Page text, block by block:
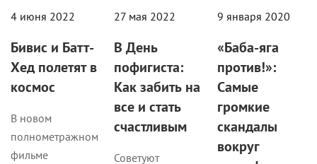
4 июня 2022
Бивис и Батт-
Хед полетят в
космос
В новом
полнометражном
фильме
27 мая 2022
В День
пофигиста:
Как забить на
все и стать
счастливым
Советуют
9 января 2020
«Баба-яга
против!»:
Самые
громкие
скандалы
вокруг